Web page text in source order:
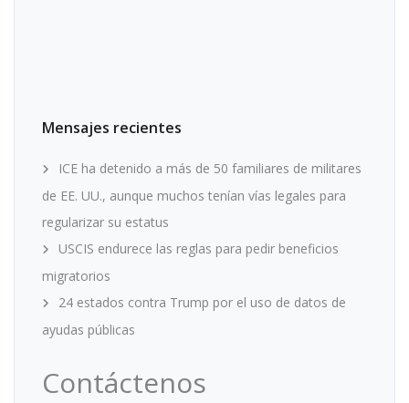
Mensajes recientes
ICE ha detenido a más de 50 familiares de militares
de EE. UU., aunque muchos tenían vías legales para
regularizar su estatus
USCIS endurece las reglas para pedir beneficios
migratorios
24 estados contra Trump por el uso de datos de
ayudas públicas
Contáctenos